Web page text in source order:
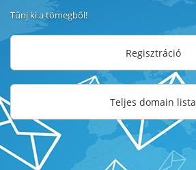
Tűnj ki a tömegből!
Regisztráció
Teljes domain lista